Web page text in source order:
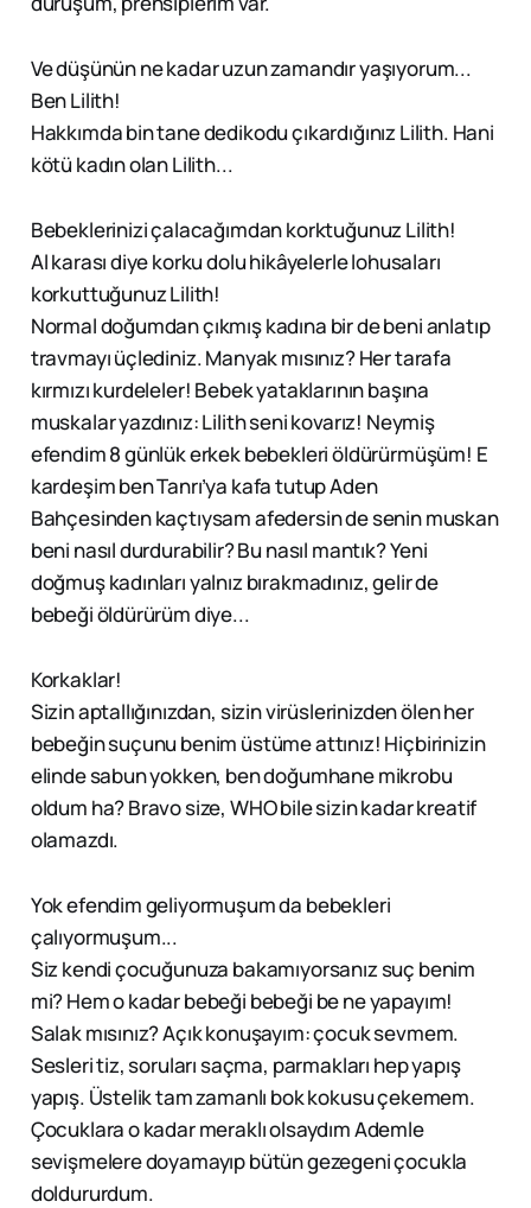
Ve düşünün ne kadar uzun zamandır yaşıyorum...
Ben Lilith!
Hakkımda bin tane dedikodu çıkardığınız Lilith. Hani
kötü kadın olan Lilith...
Bebeklerinizi çalacağımdan korktuğunuz Lilith!
Al karası diye korku dolu hikâyelerle lohusaları
korkuttuğunuz Lilith!
Normal doğumdan çıkmış kadına bir de beni anlatıp
travmayı üçlediniz. Manyak mısınız? Her tarafa
kırmızı kurdeleler! Bebek yataklarının başına
muskalar yazdınız: Lilith seni kovarız! Neymiş
efendim 8 günlük erkek bebekleri öldürürmüşüm! E
kardeşim ben Tanrı’ya kafa tutup Aden
Bahçesinden kaçtıysam afedersin de senin muskan
beni nasıl durdurabilir? Bu nasıl mantık? Yeni
doğmuş kadınları yalnız bırakmadınız, gelir de
bebeği öldürürüm diye...
Korkaklar!
Sizin aptallığınızdan, sizin virüslerinizden ölen her
bebeğin suçunu benim üstüme attınız! Hiçbirinizin
elinde sabun yokken, ben doğumhane mikrobu
oldum ha? Bravo size, WHO bile sizin kadar kreatif
olamazdı.
Yok efendim geliyormuşum da bebekleri
çalıyormuşum...
Siz kendi çocuğunuza bakamıyorsanız suç benim
mi? Hem o kadar bebeği bebeği be ne yapayım!
Salak mısınız? Açık konuşayım: çocuk sevmem.
Sesleri tiz, soruları saçma, parmakları hep yapış
yapış. Üstelik tam zamanlı bok kokusu çekemem.
Çocuklara o kadar meraklı olsaydım Ademle
sevişmelere doyamayıp bütün gezegeni çocukla
doldururdum.